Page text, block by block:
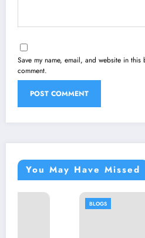
Save my name, email, and website in
comment.
You May Have Missed